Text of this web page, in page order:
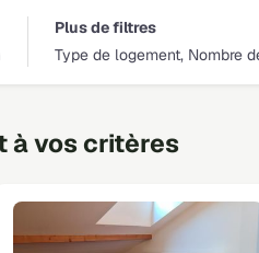
Plus de filtres
Type de logement, Nombre
à vos critères